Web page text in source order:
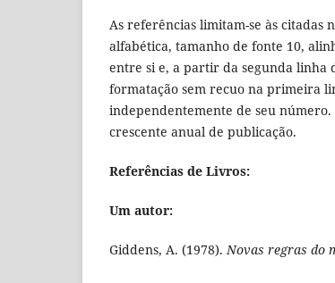
As referências limitam-se às citadas
alfabética, tamanho de fonte 10,
entre si e, a partir da segunda linha
formatação sem recuo na primeira
independentemente de seu número.
crescente anual de publicação.
Referências de Livros:
Um autor:
Giddens, A. (1978). Novas regras do